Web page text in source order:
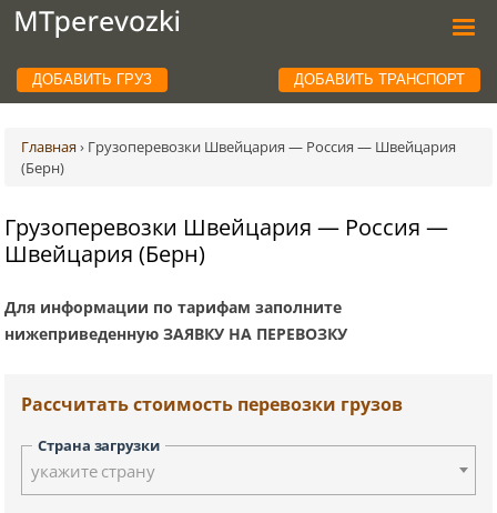
ДОБАВИТЬ ГРУЗ ДОБАВИТЬ ТРАНСПОРТ
Главная › Грузоперевозки Швейцария — Россия — Швейцария
(Берн)
Грузоперевозки Швейцария — Россия —
Швейцария (Берн)
Для информации по тарифам заполните
нижеприведенную ЗАЯВКУ НА ПЕРЕВОЗКУ
Рассчитать стоимость перевозки грузов
Страна загрузки
укажите страну